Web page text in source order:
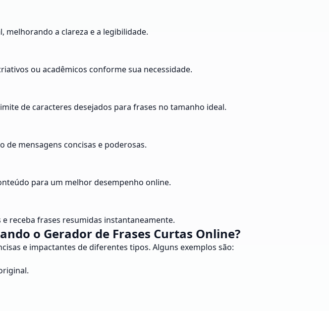
a clareza e a legibilidade.
ou acadêmicos conforme sua necessidade.
de caracteres desejados para frases no tamanho ideal.
de mensagens concisas e poderosas.
para um melhor desempenho online.
receba frases resumidas instantaneamente.
o Gerador de Frases Curtas Online?
e impactantes de diferentes tipos. Alguns exemplos são: